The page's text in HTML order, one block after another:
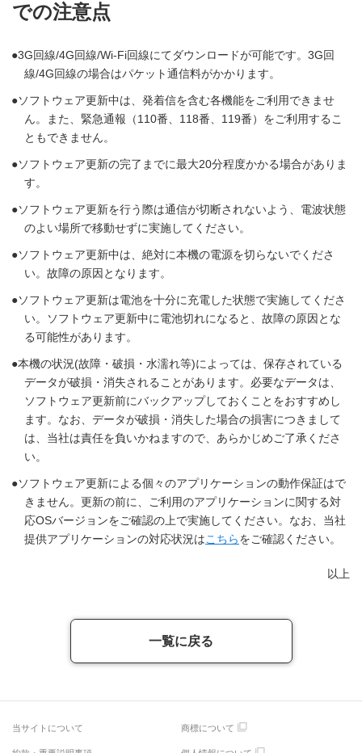
での注意点
3G回線/4G回線/Wi-Fi回線にてダウンロードが可能です。3G回
線/4G回線の場合はパケット通信料がかかります。
ソフトウェア更新中は、発着信を含む各機能をご利用できませ
ん。また、緊急通報（110番、118番、119番）をご利用するこ
ともできません。
ソフトウェア更新の完了までに最大20分程度かかる場合がありま
す。
ソフトウェア更新を行う際は通信が切断されないよう、電波状態
のよい場所で移動せずに実施してください。
ソフトウェア更新中は、絶対に本機の電源を切らないでくださ
い。故障の原因となります。
ソフトウェア更新は電池を十分に充電した状態で実施してくださ
い。ソフトウェア更新中に電池切れになると、故障の原因とな
る可能性があります。
本機の状況(故障・破損・水濡れ等)によっては、保存されている
データが破損・消失されることがあります。必要なデータは、
ソフトウェア更新前にバックアップしておくことをおすすめし
ます。なお、データが破損・消失した場合の損害につきまして
は、当社は責任を負いかねますので、あらかじめご了承くださ
い。
ソフトウェア更新による個々のアプリケーションの動作保証はで
きません。更新の前に、ご利用のアプリケーションに関する対
応OSバージョンをご確認の上で実施してください。なお、当社
提供アプリケーションの対応状況はこちらをご確認ください。
以上
一覧に戻る
当サイトについて 商標について